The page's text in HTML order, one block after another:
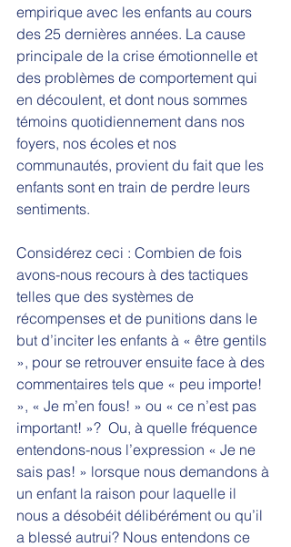
empirique avec les enfants au cours
des 25 dernières années. La cause
principale de la crise émotionnelle et
des problèmes de comportement qui
en découlent, et dont nous sommes
témoins quotidiennement dans nos
foyers, nos écoles et nos
communautés, provient du fait que les
enfants sont en train de perdre leurs
sentiments.
Considérez ceci : Combien de fois
avons-nous recours à des tactiques
telles que des systèmes de
récompenses et de punitions dans le
but d’inciter les enfants à « être gentils
», pour se retrouver ensuite face à des
commentaires tels que « peu importe!
», « Je m’en fous! » ou « ce n’est pas
important! »?  Ou, à quelle fréquence
entendons-nous l’expression « Je ne
sais pas! » lorsque nous demandons à
un enfant la raison pour laquelle il
nous a désobéit délibérément ou qu’il
a blessé autrui? Nous entendons ce